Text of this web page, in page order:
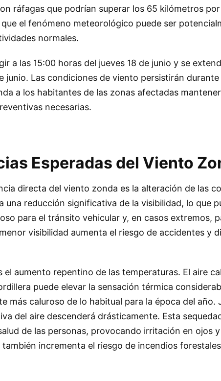
ráfagas que podrían superar los 65 kilómetros
el fenómeno meteorológico puede ser
normales.
a las 15:00 horas del jueves 18 de junio y se
junio. Las condiciones de viento persistirán
a los habitantes de las zonas afectadas
necesarias.
Esperadas del Viento
directa del viento zonda es la alteración de las
una reducción significativa de la visibilidad, lo que
para el tránsito vehicular y, en casos extremos,
visibilidad aumenta el riesgo de accidentes y
aumento repentino de las temperaturas. El aire
puede elevar la sensación térmica
más caluroso de lo habitual para la época del año.
del aire descenderá drásticamente. Esta
de las personas, provocando irritación en ojos
incrementa el riesgo de incendios